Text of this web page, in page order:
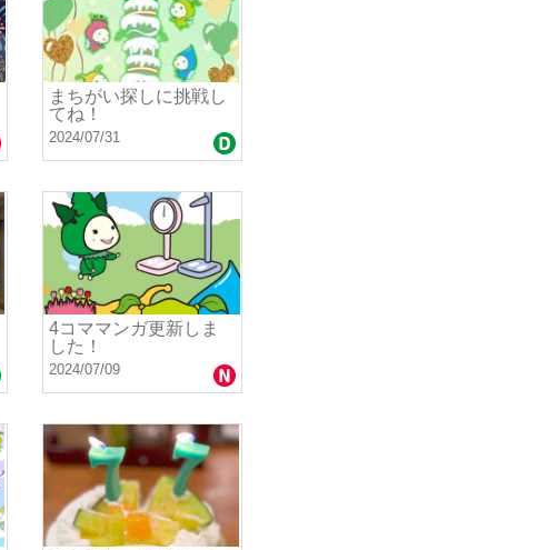
まちがい探しに挑戦し
てね！
2024/07/31
4コママンガ更新しま
した！
2024/07/09